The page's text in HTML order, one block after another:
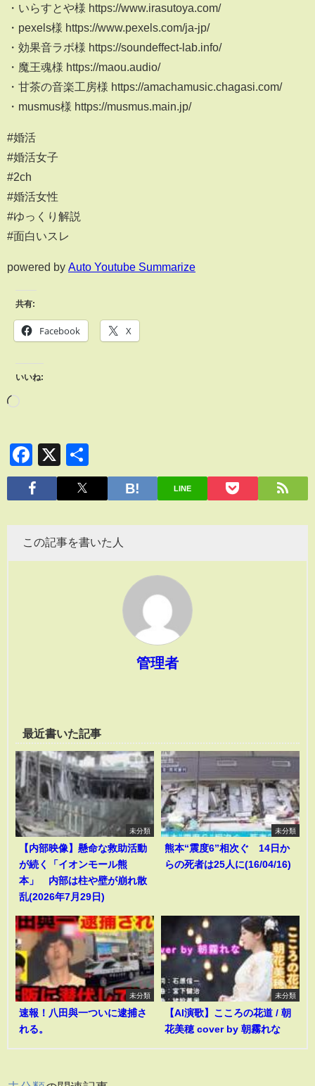
・いらすとや様 https://www.irasutoya.com/
・pexels様 https://www.pexels.com/ja-jp/
・効果音ラボ様 https://soundeffect-lab.info/
・魔王魂様 https://maou.audio/
・甘茶の音楽工房様 https://amachamusic.chagasi.com/
・musmus様 https://musmus.main.jp/
#婚活
#婚活女子
#2ch
#婚活女性
#ゆっくり解説
#面白いスレ
powered by Auto Youtube Summarize
共有:
Facebook X
いいね:
Facebook
X
有
LINE
この記事を書いた人
管理者
最近書いた記事
未分類
【内部映像】懸命な救助活動
が続く「イオンモール熊
本」 内部は柱や壁が崩れ散
乱(2026年7月29日)
未分類
熊本“震度6”相次ぐ 14日か
らの死者は25人に(16/04/16)
未分類
速報！八田與一ついに逮捕さ
れる。
未分類
【AI演歌】こころの花道 / 朝
花美穂 cover by 朝霧れな